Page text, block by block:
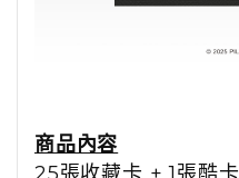
商品內容